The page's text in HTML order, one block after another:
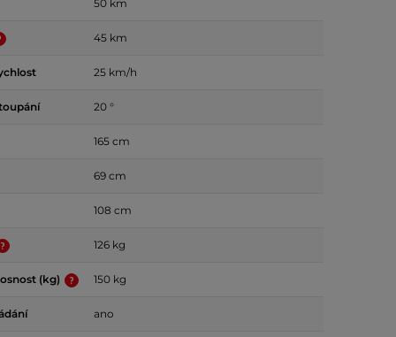
50 km
45 km
25 km/h
20 °
165 cm
69 cm
108 cm
126 kg
(kg) 150 kg
ano